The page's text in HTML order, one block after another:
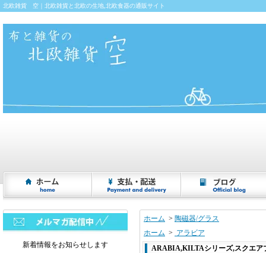
北欧雑貨 空｜北欧雑貨と北欧の生地,北欧食器の通販サイト
新着情報をお知らせします
ホーム > 陶磁器/グラス
ホーム > アラビア
ARABIA,KILTAシリーズ,スクエア